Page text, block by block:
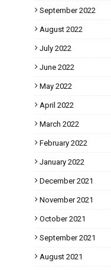
September 2022
August 2022
July 2022
June 2022
May 2022
April 2022
March 2022
February 2022
January 2022
December 2021
November 2021
October 2021
September 2021
August 2021